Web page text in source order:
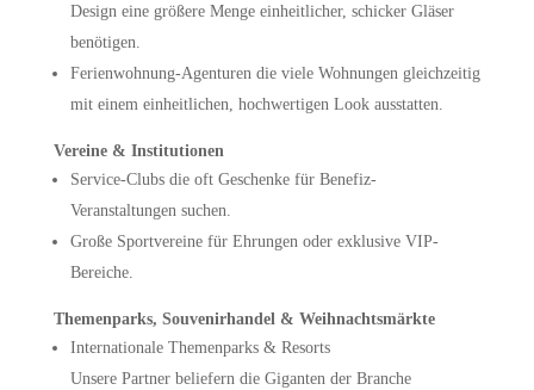
Design eine größere Menge einheitlicher, schicker Gläser
benötigen.
Ferienwohnung-Agenturen die viele Wohnungen gleichzeitig
mit einem einheitlichen, hochwertigen Look ausstatten.
Vereine & Institutionen
Service-Clubs die oft Geschenke für Benefiz-
Veranstaltungen suchen.
Große Sportvereine für Ehrungen oder exklusive VIP-
Bereiche.
Themenparks, Souvenirhandel & Weihnachtsmärkte
Internationale Themenparks & Resorts
Unsere Partner beliefern die Giganten der Branche